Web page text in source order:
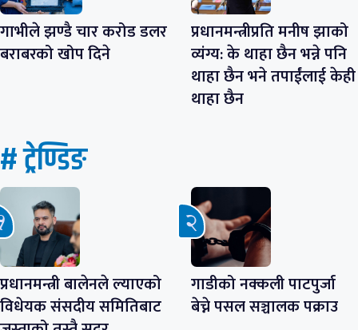
गाभीले झण्डै चार करोड डलर
बराबरको खोप दिने
प्रधानमन्त्रीप्रति मनीष झाको
व्यंग्य: के थाहा छैन भन्ने पनि
थाहा छैन भने तपाईंलाई केही
थाहा छैन
# ट्रेण्डिङ
प्रधानमन्त्री बालेनले ल्याएको
विधेयक संसदीय समितिबाट
गाडीको नक्कली पाटपुर्जा
बेच्ने पसल सञ्चालक पक्राउ